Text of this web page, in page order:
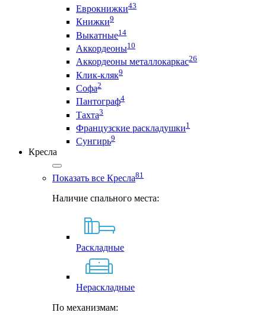
Еврокнижки43
Книжки9
Выкатные14
Аккордеоны10
Аккордеоны металлокаркас26
Клик-кляк9
Софа2
Пантограф4
Тахта3
Французские раскладушки1
Сунгирь9
Кресла
Показать все Кресла81
Наличие спального места:
Раскладные
Нераскладные
По механизмам: